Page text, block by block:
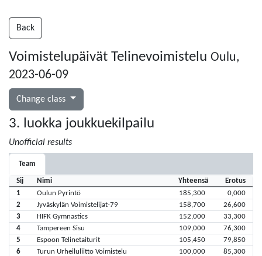
Back
Voimistelupäivät Telinevoimistelu Oulu,
2023-06-09
Change class
3. luokka joukkuekilpailu
Unofficial results
Team
Sij Nimi Yhteensä
Erotus
1
Oulun Pyrintö 185,300
0,000
2
Jyväskylän Voimistelijat-79 158,700
26,600
3
HIFK Gymnastics 152,000
33,300
4
Tampereen Sisu 109,000
76,300
5
Espoon Telinetaiturit 105,450
79,850
6
Turun Urheiluliitto Voimistelu 100,000
85,300